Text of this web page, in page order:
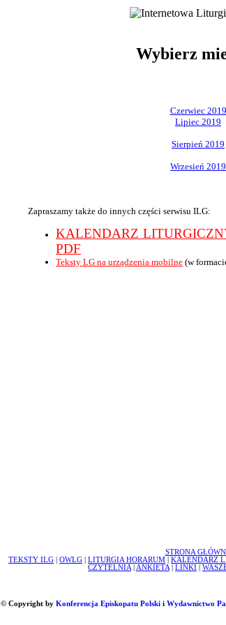
Wybierz
Czerwiec 2019
Lipiec 2019
Sierpień 2019
Wrzesień 2019
Zapraszamy także do innych części serwisu ILG:
KALENDARZ
PDF
Teksty LG na urządzenia mobilne (w
STRONA
TEKSTY ILG
OWLG LITURGIA HORARUM KALENDARZ
CZYTELNIA
ANKIETA LINKI
© Copyright by Konferencja Episkopatu Polskii Wydawnictwo